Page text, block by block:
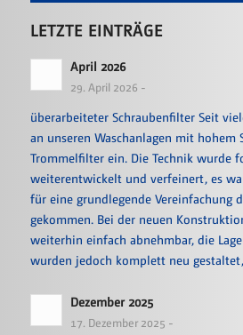
LETZTE EINTRÄGE
April 2026
29. April 2026 -
überarbeiteter Schraubenfilter Seit
an unseren Waschanlagen mit hohem
Trommelfilter ein. Die Technik wurde
weiterentwickelt und verfeinert, es
für eine grundlegende Vereinfachung
gekommen. Bei der neuen
weiterhin einfach abnehmbar, die
wurden jedoch komplett neu
Dezember 2025
17. Dezember 2025 -